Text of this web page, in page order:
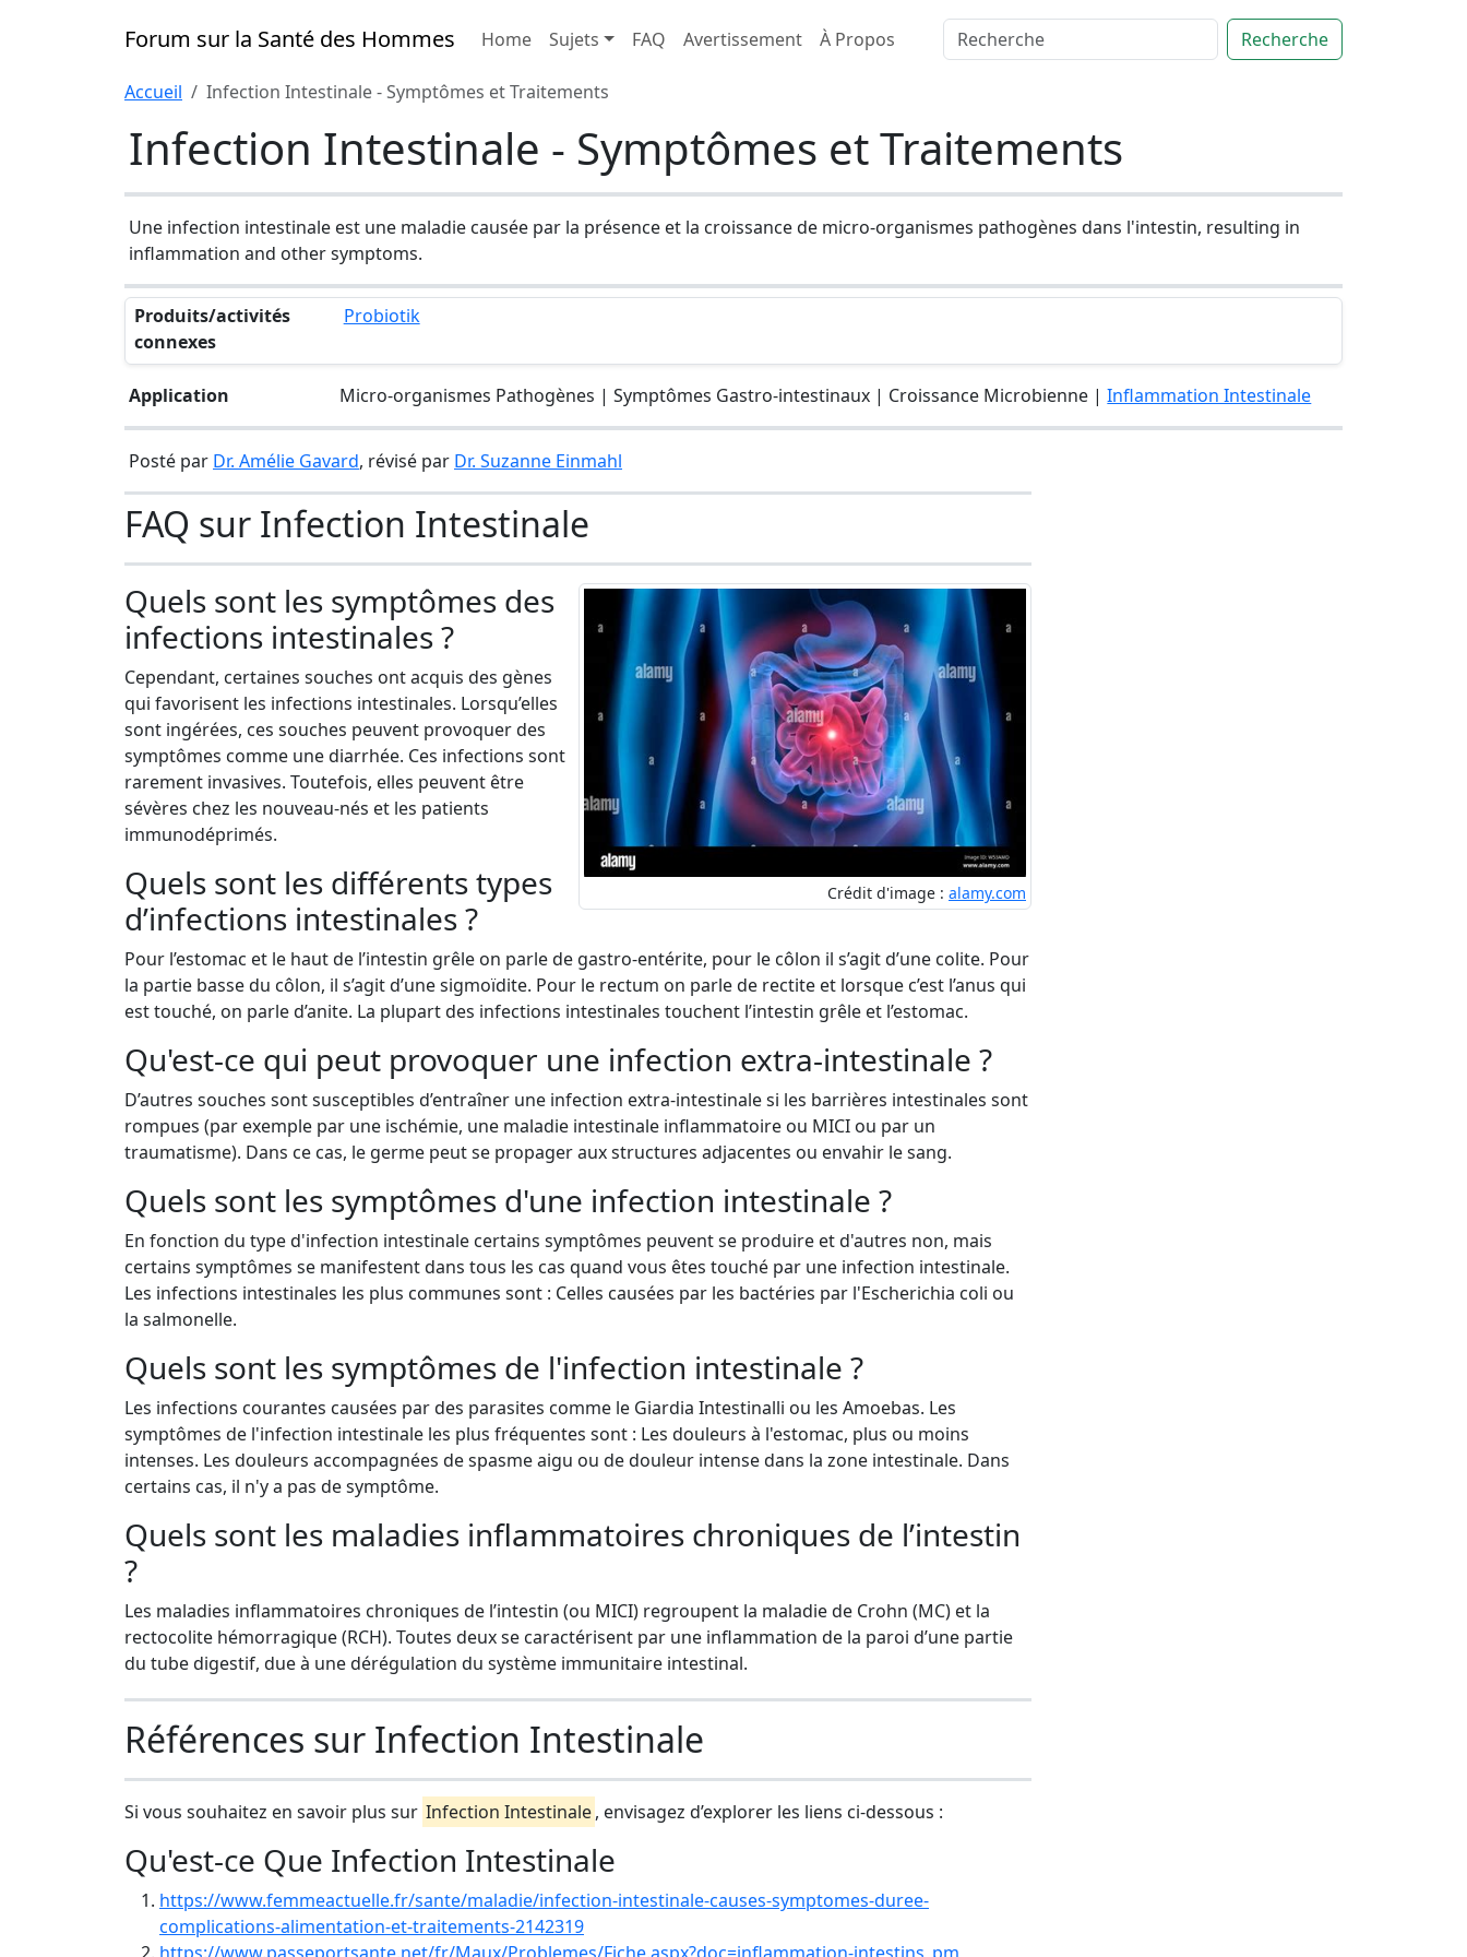
Forum sur la Santé des Hommes Home Sujets FAQ Avertissement À Propos Recherche
Accueil Infection Intestinale - Symptômes et Traitements
Infection Intestinale - Symptômes et Traitements
Une infection intestinale est une maladie causée par la présence et la croissance de micro-organismes pathogènes dans l'intestin, resulting in
inflammation and other symptoms.
Produits/activités
connexes
Probiotik
Application Micro-organismes Pathogènes | Symptômes Gastro-intestinaux | Croissance Microbienne |Inflammation Intestinale
Posté par Dr. Amélie Gavard, révisé par Dr. Suzanne Einmahl
FAQ sur Infection Intestinale
Crédit d'image : alamy.com
Quels sont les symptômes des
infections intestinales ?
Cependant, certaines souches ont acquis des gènes
qui favorisent les infections intestinales. Lorsqu’elles
sont ingérées, ces souches peuvent provoquer des
symptômes comme une diarrhée. Ces infections sont
rarement invasives. Toutefois, elles peuvent être
sévères chez les nouveau-nés et les patients
immunodéprimés.
Quels sont les différents types
d’infections intestinales ?
Pour l’estomac et le haut de l’intestin grêle on parle de gastro-entérite, pour le côlon il s’agit d’une colite. Pour
la partie basse du côlon, il s’agit d’une sigmoïdite. Pour le rectum on parle de rectite et lorsque c’est l’anus qui
est touché, on parle d’anite. La plupart des infections intestinales touchent l’intestin grêle et l’estomac.
Qu'est-ce qui peut provoquer une infection extra-intestinale ?
D’autres souches sont susceptibles d’entraîner une infection extra-intestinale si les barrières intestinales sont
rompues (par exemple par une ischémie, une maladie intestinale inflammatoire ou MICI ou par un
traumatisme). Dans ce cas, le germe peut se propager aux structures adjacentes ou envahir le sang.
Quels sont les symptômes d'une infection intestinale ?
En fonction du type d'infection intestinale certains symptômes peuvent se produire et d'autres non, mais
certains symptômes se manifestent dans tous les cas quand vous êtes touché par une infection intestinale.
Les infections intestinales les plus communes sont : Celles causées par les bactéries par l'Escherichia coli ou
la salmonelle.
Quels sont les symptômes de l'infection intestinale ?
Les infections courantes causées par des parasites comme le Giardia Intestinalli ou les Amoebas. Les
symptômes de l'infection intestinale les plus fréquentes sont : Les douleurs à l'estomac, plus ou moins
intenses. Les douleurs accompagnées de spasme aigu ou de douleur intense dans la zone intestinale. Dans
certains cas, il n'y a pas de symptôme.
Quels sont les maladies inflammatoires chroniques de l’intestin
?
Les maladies inflammatoires chroniques de l’intestin (ou MICI) regroupent la maladie de Crohn (MC) et la
rectocolite hémorragique (RCH). Toutes deux se caractérisent par une inflammation de la paroi d’une partie
du tube digestif, due à une dérégulation du système immunitaire intestinal.
Références sur Infection Intestinale
Si vous souhaitez en savoir plus sur Infection Intestinale, envisagez d’explorer les liens ci-dessous :
Qu'est-ce Que Infection Intestinale
https://www.femmeactuelle.fr/sante/maladie/infection-intestinale-causes-symptomes-duree-
complications-alimentation-et-traitements-2142319